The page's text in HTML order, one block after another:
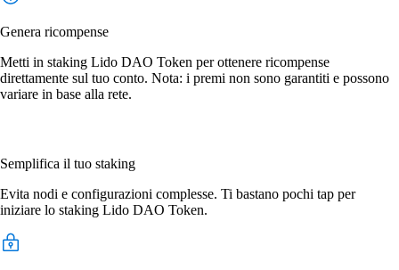
Genera ricompense
Metti in staking Lido DAO Token per ottenere ricompense
direttamente sul tuo conto. Nota: i premi non sono garantiti e possono
variare in base alla rete.
Semplifica il tuo staking
Evita nodi e configurazioni complesse. Ti bastano pochi tap per
iniziare lo staking Lido DAO Token.